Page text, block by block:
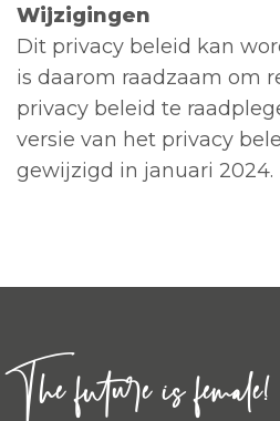
Wijzigingen
Dit privacy beleid kan
is daarom raadzaam om
privacy beleid te
versie van het privacy
gewijzigd in januari 2024.
The future is female!